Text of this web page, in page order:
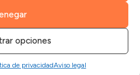
opciones
de privacidadAviso legal
combinan muelles
de espuma de alta
soporte como confort.
de muelles no son los